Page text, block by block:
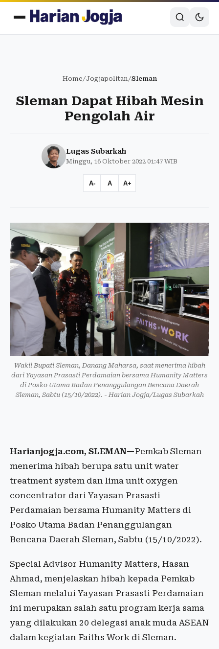
Home/Jogjapolitan/Sleman
Sleman Dapat Hibah Mesin
Pengolah Air
Lugas Subarkah
Minggu, 16 Oktober 2022 01:47 WIB
A- A A+
Wakil Bupati Sleman, Danang Maharsa, saat menerima hibah
dari Yayasan Prasasti Perdamaian bersama Humanity Matters
di Posko Utama Badan Penanggulangan Bencana Daerah
Sleman, Sabtu (15/10/2022). - Harian Jogja/Lugas Subarkah
Harianjogja.com, SLEMAN—Pemkab Sleman
menerima hibah berupa satu unit water
treatment system dan lima unit oxygen
concentrator dari Yayasan Prasasti
Perdamaian bersama Humanity Matters di
Posko Utama Badan Penanggulangan
Bencana Daerah Sleman, Sabtu (15/10/2022).
Special Advisor Humanity Matters, Hasan
Ahmad, menjelaskan hibah kepada Pemkab
Sleman melalui Yayasan Prasasti Perdamaian
ini merupakan salah satu program kerja sama
yang dilakukan 20 delegasi anak muda ASEAN
dalam kegiatan Faiths Work di Sleman.